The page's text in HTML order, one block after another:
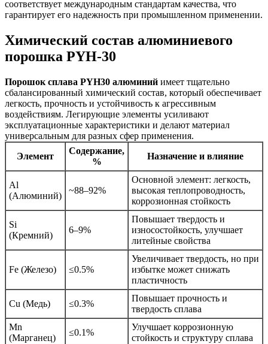
соответствует международным стандартам качества, что
гарантирует его надежность при промышленном применении.
Химический состав алюминиевого
порошка PYH-30
Порошок сплава PYH30 алюминий имеет тщательно
сбалансированный химический состав, который обеспечивает
легкость, прочность и устойчивость к агрессивным
воздействиям. Легирующие элементы усиливают
эксплуатационные характеристики и делают материал
универсальным для разных сфер применения.
Элемент
Содержание,
%
Назначение и влияние
Al
(Алюминий)
~88–92%
Основной элемент: легкость,
высокая теплопроводность,
коррозионная стойкость
Si
(Кремний)
6–9%
Повышает твердость и
износостойкость, улучшает
литейные свойства
Fe (Железо) ≤0.5%
Увеличивает твердость, но при
избытке может снижать
пластичность
Cu (Медь) ≤0.3%
Повышает прочность и
твердость сплава
Mn
(Марганец)
≤0.1%
Улучшает коррозионную
стойкость и структуру сплава